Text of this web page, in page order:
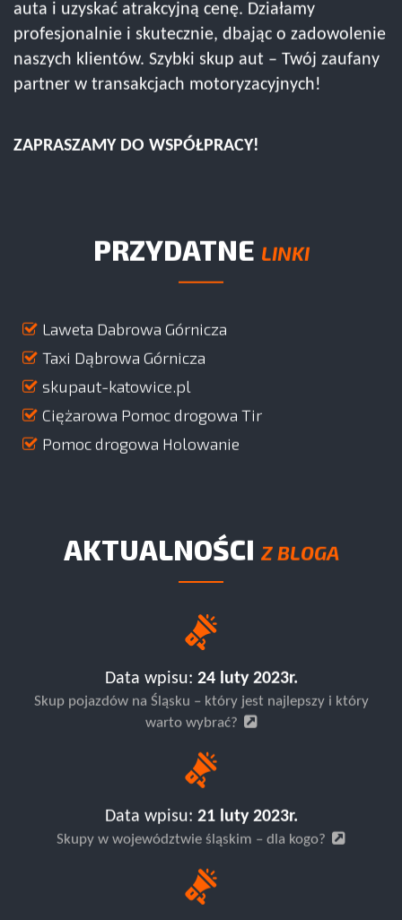
auta i uzyskać atrakcyjną cenę. Działamy
profesjonalnie i skutecznie, dbając o zadowolenie
naszych klientów. Szybki skup aut – Twój zaufany
partner w transakcjach motoryzacyjnych!
ZAPRASZAMY DO WSPÓŁPRACY!
PRZYDATNE LINKI
Laweta Dabrowa Górnicza
Taxi Dąbrowa Górnicza
skupaut-katowice.pl
Ciężarowa Pomoc drogowa Tir
Pomoc drogowa Holowanie
AKTUALNOŚCI Z BLOGA
Data wpisu: 24 luty 2023r.
Skup pojazdów na Śląsku – który jest najlepszy i który
warto wybrać?
Data wpisu: 21 luty 2023r.
Skupy w województwie śląskim – dla kogo?